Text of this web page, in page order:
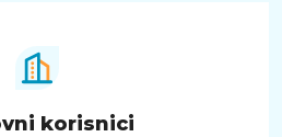
korisnici